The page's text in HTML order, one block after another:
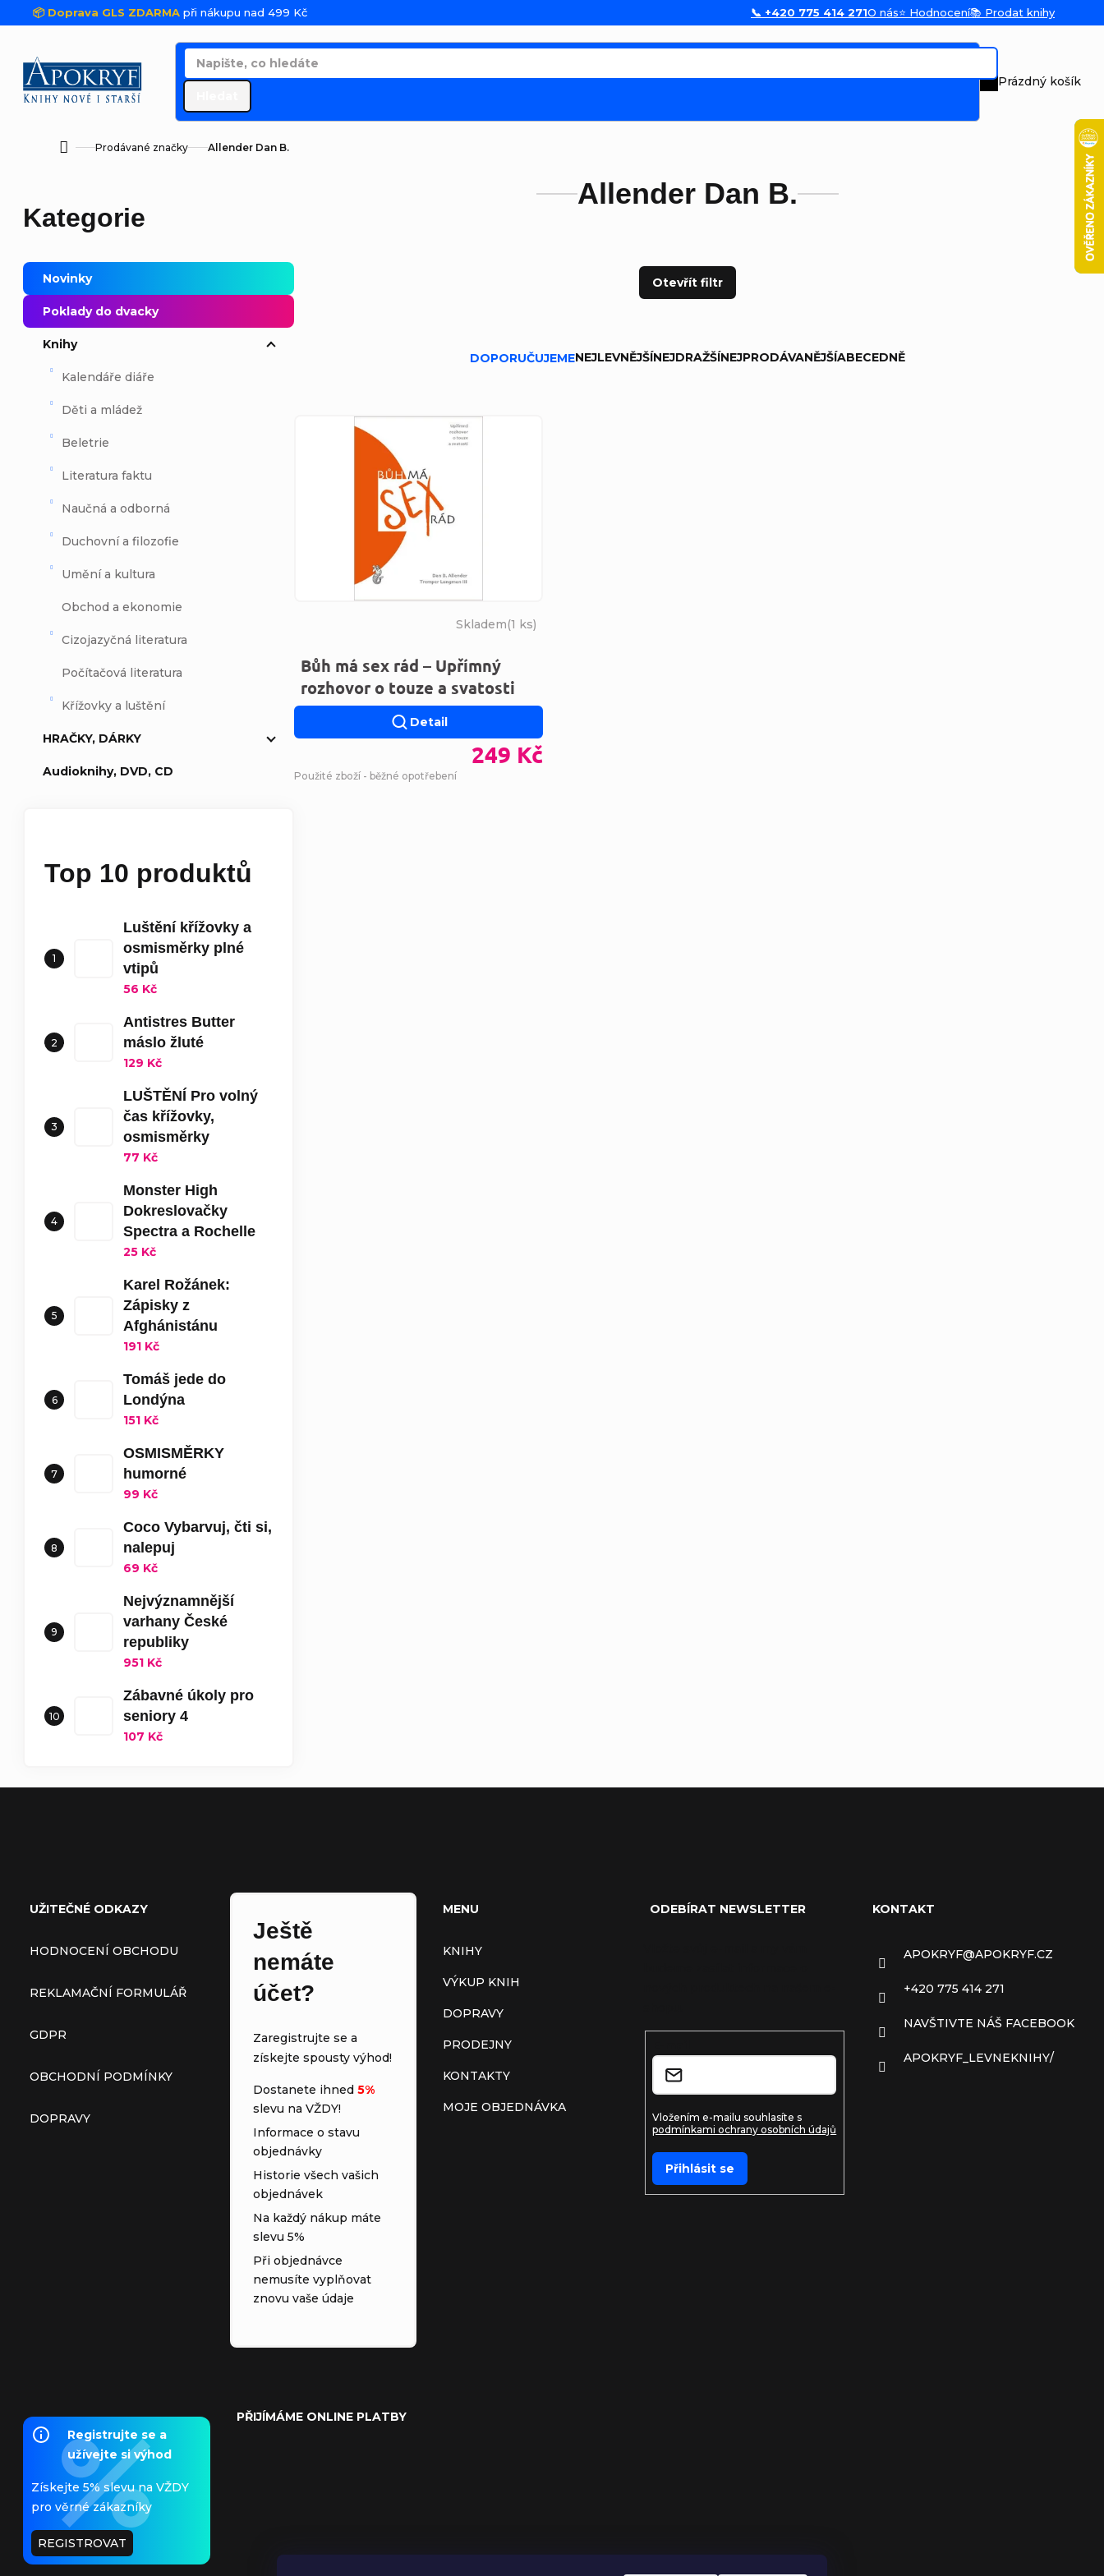
Přejít na obsah
📦 Doprava GLS ZDARMA při nákupu nad 499 Kč 📞 +420 775 414 271O nás⭐ Hodnocení📚 Prodat knihy
Nákupní
Prázdný košík
DomůProdávané značky Allender Dan B.
Přeskočit kategorie
Kategorie
Novinky
Poklady do dvacky
Knihy
Kalendáře diáře
Děti a mládež
Beletrie
Literatura faktu
Naučná a odborná
Duchovní a filozofie
Umění a kultura
Obchod a ekonomie
Cizojazyčná literatura
Počítačová literatura
Křížovky a luštění
HRAČKY, DÁRKY
Audioknihy, DVD, CD
Top 10 produktů
Luštění křížovky a
osmisměrky plné
vtipů
56 Kč
Antistres Butter
máslo žluté
129 Kč
LUŠTĚNÍ Pro volný
čas křížovky,
osmisměrky
77 Kč
Monster High
Dokreslovačky
Spectra a Rochelle
25 Kč
Karel Rožánek:
Zápisky z
Afghánistánu
191 Kč
Tomáš jede do
Londýna
151 Kč
OSMISMĚRKY
humorné
99 Kč
Coco Vybarvuj, čti si,
nalepuj
69 Kč
Nejvýznamnější
varhany České
republiky
951 Kč
Zábavné úkoly pro
seniory 4
107 Kč
Allender Dan B.
Otevřít filtr
Řazení produktů
DOPORUČUJEMENEJLEVNĚJŠÍNEJDRAŽŠÍNEJPRODÁVANĚJŠÍABECEDNĚ
Výpis produktů
Bůh má sex rád – Upřímný
rozhovor o touze a svatosti
Skladem(1 ks)
249 Kč
Detail
Použité zboží - běžné opotřebení
UŽITEČNÉ ODKAZY
HODNOCENÍ OBCHODU
REKLAMAČNÍ FORMULÁŘ
GDPR
OBCHODNÍ PODMÍNKY
DOPRAVY
Ještě
nemáte
účet?
Zaregistrujte se a
získejte spousty výhod!
Dostanete ihned 5%
slevu na VŽDY!
Informace o stavu
objednávky
Historie všech vašich
objednávek
Na každý nákup máte
slevu 5%
Při objednávce
nemusíte vyplňovat
znovu vaše údaje
MENU
KNIHY
VÝKUP KNIH
DOPRAVY
PRODEJNY
KONTAKTY
MOJE OBJEDNÁVKA
ODEBÍRAT NEWSLETTER
Vložením e-mailu souhlasíte s
podmínkami ochrany osobních údajů
Přihlásit se
KONTAKT
APOKRYF@APOKRYF.CZ
+420 775 414 271
NAVŠTIVTE NÁŠ FACEBOOK
APOKRYF_LEVNEKNIHY/
Registrujte se a
užívejte si výhod
Získejte 5% slevu na VŽDY
pro věrné zákazníky
REGISTROVAT
PŘIJÍMÁME ONLINE PLATBY